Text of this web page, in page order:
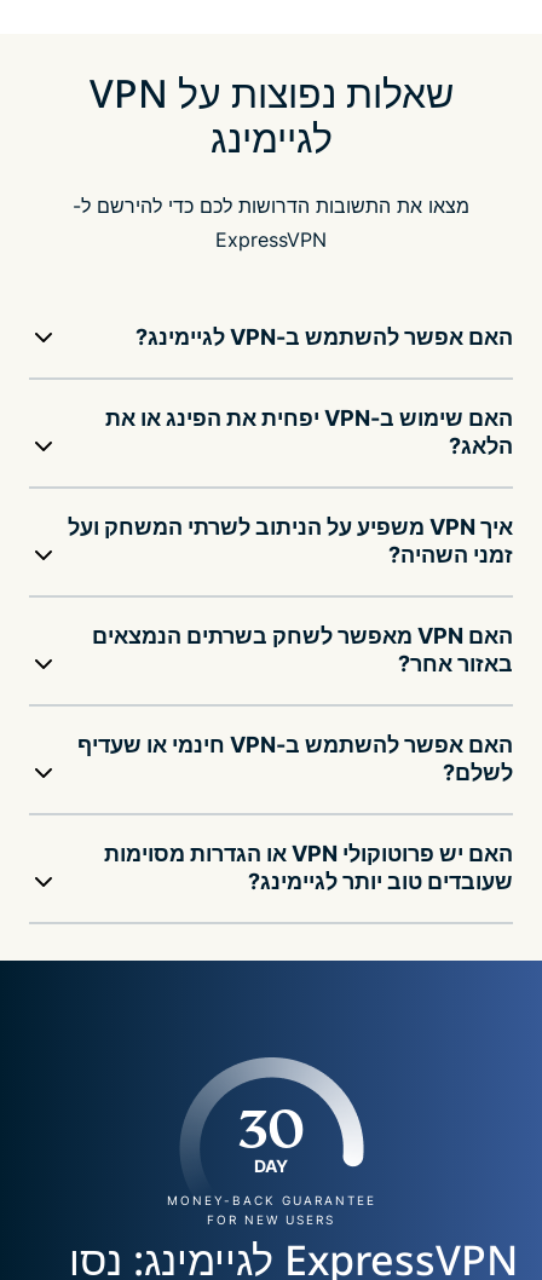
שאלות נפוצות על VPN
לגיימינג
מצאו את התשובות הדרושות לכם כדי להירשם ל-
ExpressVPN
האם אפשר להשתמש ב-VPN לגיימינג?
האם שימוש ב-VPN יפחית את הפינג או את
הלאג?
איך VPN משפיע על הניתוב לשרתי המשחק ועל
זמני השהיה?
האם VPN מאפשר לשחק בשרתים הנמצאים
באזור אחר?
האם אפשר להשתמש ב-VPN חינמי או שעדיף
לשלם?
האם יש פרוטוקולי VPN או הגדרות מסוימות
שעובדים טוב יותר לגיימינג?
30
DAY
MONEY-BACK GUARANTEE
FOR NEW USERS
ExpressVPN לגיימינג: נסו